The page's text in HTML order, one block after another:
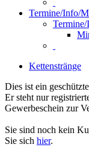
Termine/Info/
Termine/
Kettenstränge
Dies ist ein
Er steht nur
Gewerbeschein zur
Sie sind noch kein
Sie sich hier.